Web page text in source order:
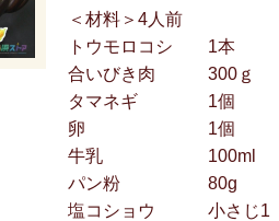
＜材料＞4人前
トウモロコシ 1
合いびき肉 300ｇ
タマネギ 1個
卵 1個
牛乳 100ml
パン粉 80g
塩コショウ 小さじ1